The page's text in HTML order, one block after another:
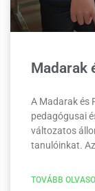
Madarak
A Madarak és
pedagógusai
változatos
tanulóinkat.
TOVÁBB